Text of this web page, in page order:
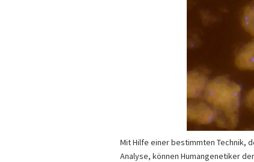
Mit Hilfe einer bestimmten Technik,
Analyse, können Humangenetiker